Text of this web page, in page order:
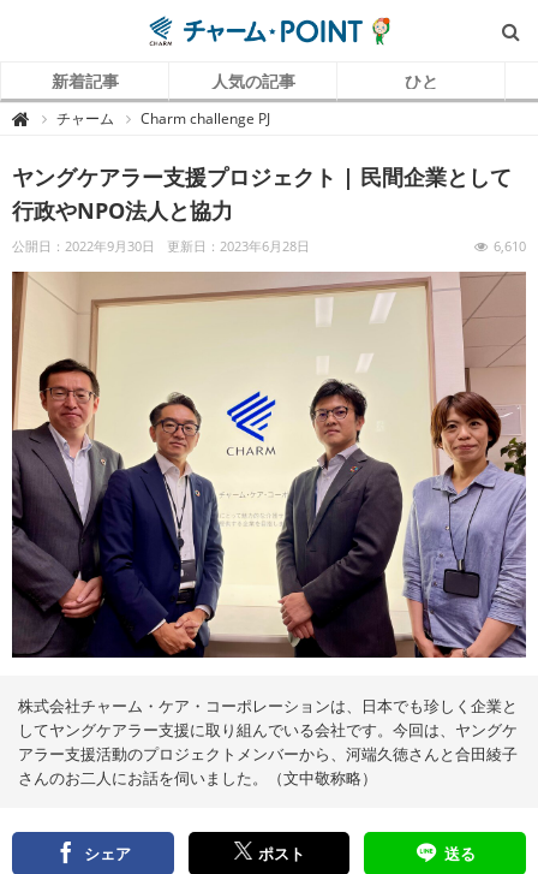
新着記事 人気の記事 ひと
 チ
P
O
I
N
（
ャ
ー
）
｜
介
護
で
働
く
リ
ア
ル
伝
え
る
情
報
メ
デ
ア
チャーム Charm challenge PJ
ヤングケアラー支援プロジェクト | 民間企業として
行政やNPO法人と協力
公開日：2022年9月30日 更新日：2023年6月28日 6,610
株式会社チャーム・ケア・コーポレーションは、日本でも珍しく企業と
してヤングケアラー支援に取り組んでいる会社です。今回は、ヤングケ
アラー支援活動のプロジェクトメンバーから、河端久徳さんと合田綾子
さんのお二人にお話を伺いました。（文中敬称略）
シェア ポスト 送る